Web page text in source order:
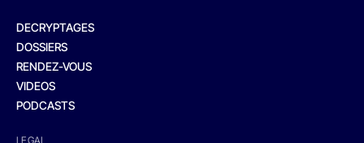
DECRYPTAGES
DOSSIERS
RENDEZ-VOUS
VIDEOS
PODCASTS
LEGAL